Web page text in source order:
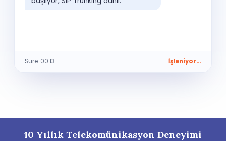
Süre: 00:13 İşleniyor…
10 Yıllık Telekomünikasyon Deneyimi